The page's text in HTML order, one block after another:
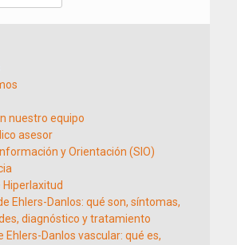
nuestro equipo
asesor
y Orientación (SIO)
Hiperlaxitud
Ehlers-Danlos: qué son, síntomas,
diagnóstico y tratamiento
Ehlers-Danlos vascular: qué es,